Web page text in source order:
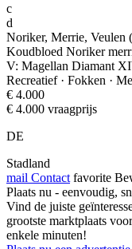
c
d
Noriker, Merrie, Veulen
Koudbloed Noriker
V: Magellan Diamant
Recreatief · Fokken ·
€ 4.000
€ 4.000 vraagprijs
DE
Stadland
mail Contact favorite
Plaats nu - eenvoudig,
Vind de juiste
grootste marktplaats
enkele minuten!